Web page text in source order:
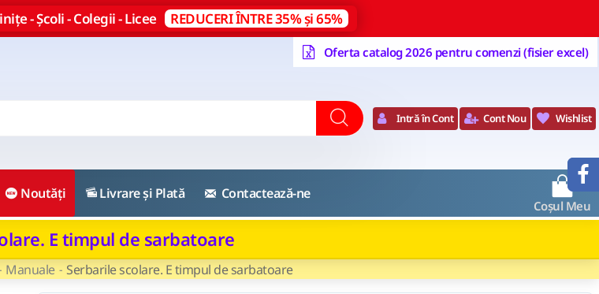
- Școli - Colegii - Licee REDUCERI ÎNTRE 35% și 65%
Oferta catalog 2026 pentru comenzi (fisier excel)
Intră în Cont Cont Nou Wishlist
Noutăți Livrare și Plată Contactează-ne
Coșul Meu
0
Manuale Serbarile scolare. E timpul de sarbatoare
E timpul de sarbatoare